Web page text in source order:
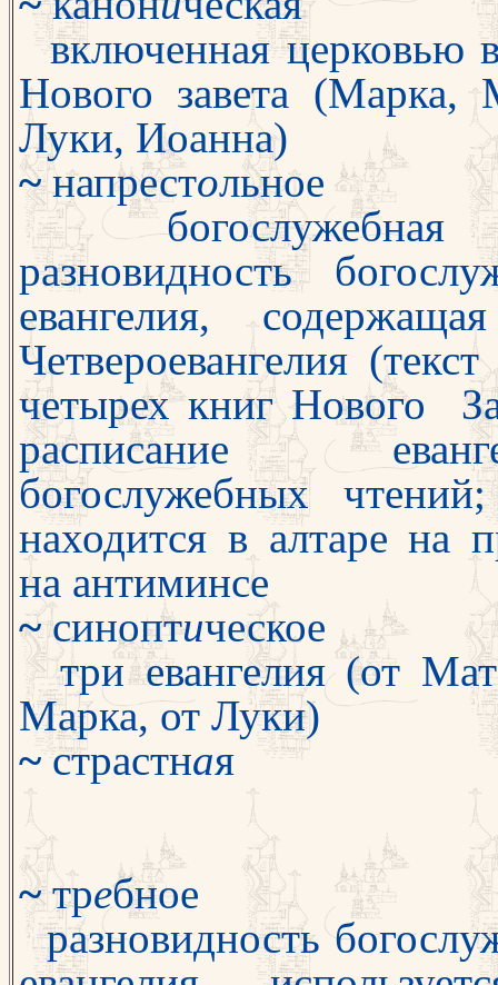
включенная церковью
Нового за­вета (Марка,
Луки, Иоанна)
~напрестольное
богослужебная
разновидность
евангелия,
Четвероевангелия
четырех книг Нового
расписание
богослужебных чтений;
находит­ся в алтаре на
на антиминсе
~синоптическое
три евангелия (от
Марка, от Луки)
~ страстная
~требное
разновидность